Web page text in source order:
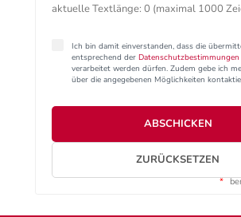
aktuelle Textlänge: 0 (maximal 1000
Ich bin damit einverstanden, dass die
entsprechend der Datenschutzbestimmungen
verarbeitet werden dürfen. Zudem gebe ich
über die angegebenen Möglichkeiten
ABSCHICKEN
ZURÜCKSETZEN
*